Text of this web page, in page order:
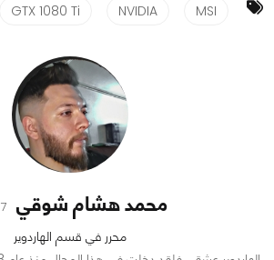
MSI
NVIDIA
GTX 1080 Ti
محمد هشام شوقي 7 متابع
محرر في قسم الهاردوير